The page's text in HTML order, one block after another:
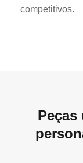
competitivos.
Peças